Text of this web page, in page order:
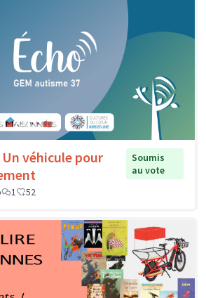
véhicule pour
Soumis
au vote
1 52